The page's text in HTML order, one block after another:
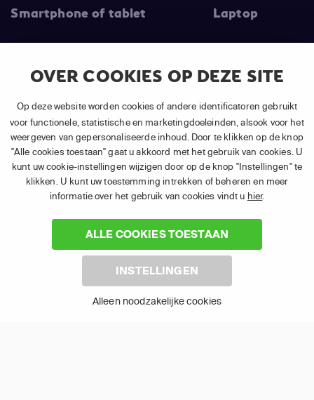
OVER COOKIES OP DEZE SITE
Op deze website worden cookies of andere identificatoren gebruikt
voor functionele, statistische en marketingdoeleinden, alsook voor het
weergeven van gepersonaliseerde inhoud. Door te klikken op de knop
"Alle cookies toestaan" gaat u akkoord met het gebruik van cookies. U
kunt uw cookie-instellingen wijzigen door op de knop "Instellingen" te
klikken. U kunt uw toestemming intrekken of beheren en meer
informatie over het gebruik van cookies vindt u hier.
ALLE COOKIES TOESTAAN
INSTELLINGEN
Alleen noodzakelijke cookies
Smartphone of tablet Laptop
Chromecast Apple TV
Android TV LG TV